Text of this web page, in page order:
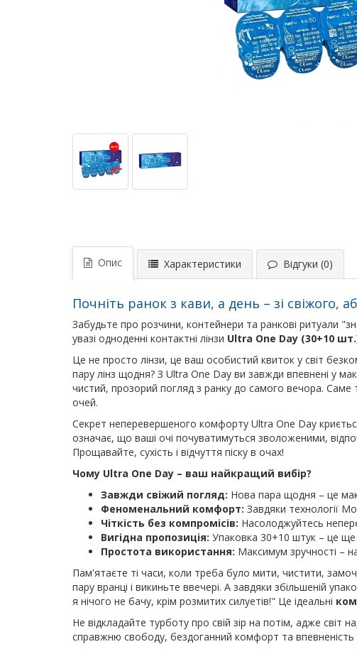
Опис Характеристики Відгуки (0)
Почніть ранок з кави, а день – зі свіжого,
Забудьте про розчини, контейнери та ранкові ритуали
увазі одноденні контактні лінзи Ultra One Day (30+10
Це не просто лінзи, це ваш особистий квиток у світ
пару лінз щодня? З Ultra One Day ви завжди впевнені у
чистий, прозорий погляд з ранку до самого вечора. Саме
очей.
Секрет неперевершеного комфорту Ultra One Day
означає, що ваші очі почуватимуться зволоженими,
Прощавайте, сухість і відчуття піску в очах!
Чому Ultra One Day – ваш найкращий вибір?
Завжди свіжий погляд: Нова пара щодня – це
Феноменальний комфорт: Завдяки технології
Чіткість без компромісів: Насолоджуйтесь
Вигідна пропозиція: Упаковка 30+10 штук – це
Простота використання: Максимум зручності –
Пам'ятаєте ті часи, коли треба було мити, чистити,
пару вранці і викиньте ввечері. А завдяки збільшеній
я нічого не бачу, крім розмитих силуетів!" Це ідеальні
Не відкладайте турботу про свій зір на потім, адже
справжню свободу, бездоганний комфорт та